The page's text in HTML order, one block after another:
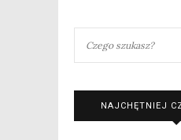
NAJCHĘTNIEJ